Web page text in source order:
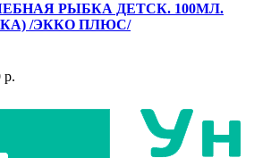
РЫБКА ДЕТСК. 100МЛ.
/ЭККО ПЛЮС/
р.